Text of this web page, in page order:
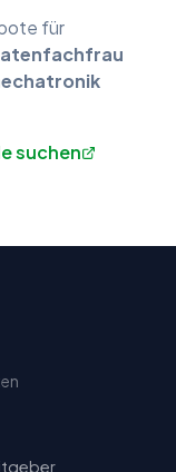
für
suchen